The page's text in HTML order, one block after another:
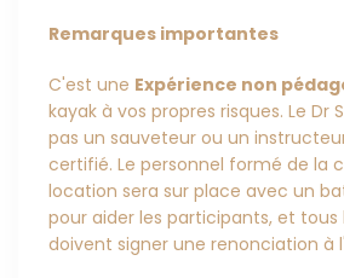
Remarques importantes
C'est une Expérience non
kayak à vos propres risques. Le Dr
pas un sauveteur ou un
certifié. Le personnel formé de la
location sera sur place avec un
pour aider les participants, et
doivent signer une renonciation à